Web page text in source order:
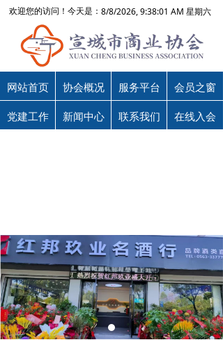
8/8/2026, 9:38:01 AM 星期六
欢迎您的访问！今天是：
网站首页 协会概况 服务平台 会员之窗
党建工作 新闻中心 联系我们 在线入会